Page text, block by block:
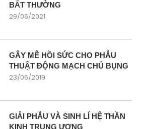
BẤT THƯỜNG
29/06/2021
GÂY MÊ HỒI SỨC CHO PHẪU
THUẬT ĐỘNG MẠCH CHỦ BỤNG
23/06/2019
GIẢI PHẪU VÀ SINH LÍ HỆ THẦN
KINH TRUNG ƯƠNG